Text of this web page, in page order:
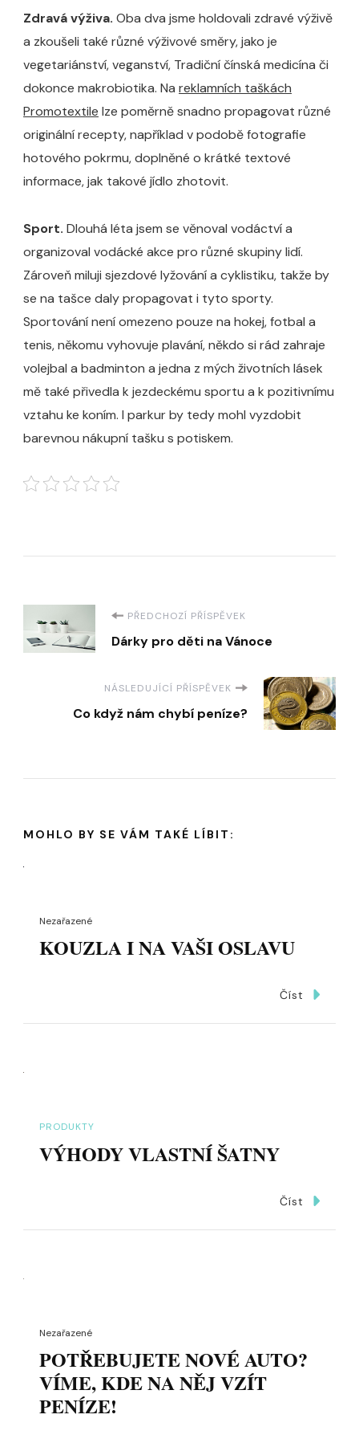
Zdravá výživa. Oba dva jsme holdovali zdravé výživě
a zkoušeli také různé výživové směry, jako je
vegetariánství, veganství, Tradiční čínská medicína či
dokonce makrobiotika. Na reklamních taškách
Promotextile lze poměrně snadno propagovat různé
originální recepty, například v podobě fotografie
hotového pokrmu, doplněné o krátké textové
informace, jak takové jídlo zhotovit.
Sport. Dlouhá léta jsem se věnoval vodáctví a
organizoval vodácké akce pro různé skupiny lidí.
Zároveň miluji sjezdové lyžování a cyklistiku, takže by
se na tašce daly propagovat i tyto sporty.
Sportování není omezeno pouze na hokej, fotbal a
tenis, někomu vyhovuje plavání, někdo si rád zahraje
volejbal a badminton a jedna z mých životních lásek
mě také přivedla k jezdeckému sportu a k pozitivnímu
vztahu ke koním. I parkur by tedy mohl vyzdobit
barevnou nákupní tašku s potiskem.
Navigace
příspěvku
PŘEDCHOZÍ PŘÍSPĚVEK
Dárky pro děti na Vánoce
NÁSLEDUJÍCÍ PŘÍSPĚVEK
Co když nám chybí peníze?
MOHLO BY SE VÁM TAKÉ LÍBIT:
Nezařazené
KOUZLA I NA VAŠI OSLAVU
Číst
PRODUKTY
VÝHODY VLASTNÍ ŠATNY
Číst
Nezařazené
POTŘEBUJETE NOVÉ AUTO?
VÍME, KDE NA NĚJ VZÍT
PENÍZE!